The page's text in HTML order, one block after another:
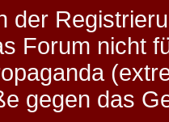
der
Forum nicht
gegen das